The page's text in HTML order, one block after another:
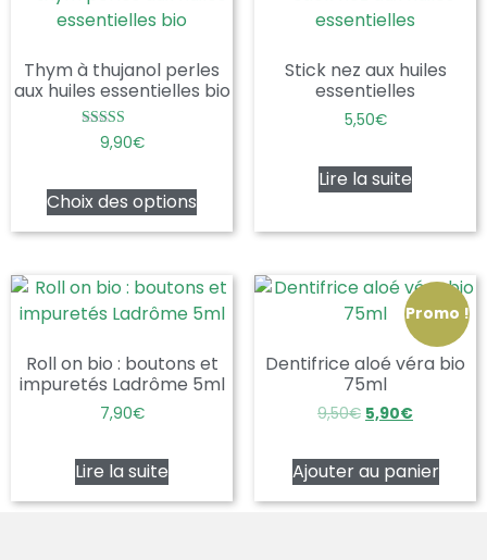
Thym à thujanol perles
aux huiles essentielles bio
Note
5.00
9,90€
Choix des options
Stick nez aux huiles
essentielles
5,50€
Lire la suite
Roll on bio : boutons et
impuretés Ladrôme 5ml
7,90€
Lire la suite
Promo !
Dentifrice aloé véra bio
75ml
9,50€ 5,90€
Ajouter au panier